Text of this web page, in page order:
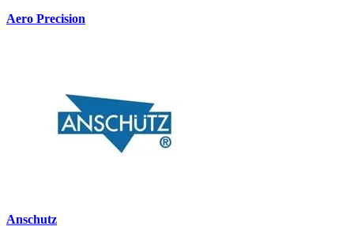
Aero Precision
Anschutz